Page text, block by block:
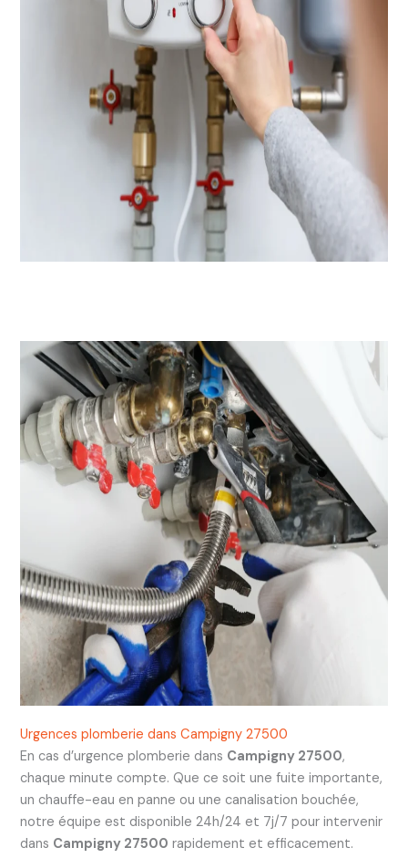
Urgences plomberie dans Campigny 27500
En cas d’urgence plomberie dans Campigny 27500,
chaque minute compte. Que ce soit une fuite importante,
un chauffe-eau en panne ou une canalisation bouchée,
notre équipe est disponible 24h/24 et 7j/7 pour intervenir
dans Campigny 27500 rapidement et efficacement.